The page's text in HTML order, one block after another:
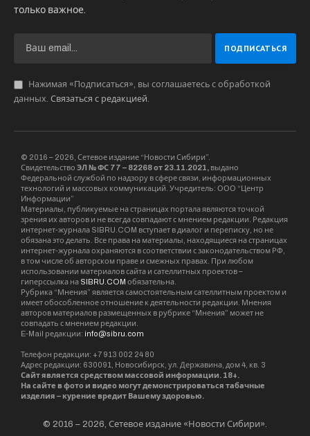
Удары по украинской энергетической
спецоперации, приводящейся российскими
войсками . Такие действия со стороны ВС РФ
стали ответом на теракт, совершенный
украинскими спецслужбами на Крымском
промышленности, а также по пунктам
принятие решений.
От дефицита электроэнергии страдают так же
и страны ЕС, которым Украина поставляла
электроэнергию.
Ранее в среду в пресс-службе энергохолдинга
“Укрэнерго” сообщили, что в энергосистеме
Украины сохраняется существенный дефицит.
6 декабря украинский премьер Денис
Шмыгаль, выступая на заседании
правительства, сообщил, что дефицит
19%, отключения электричества для